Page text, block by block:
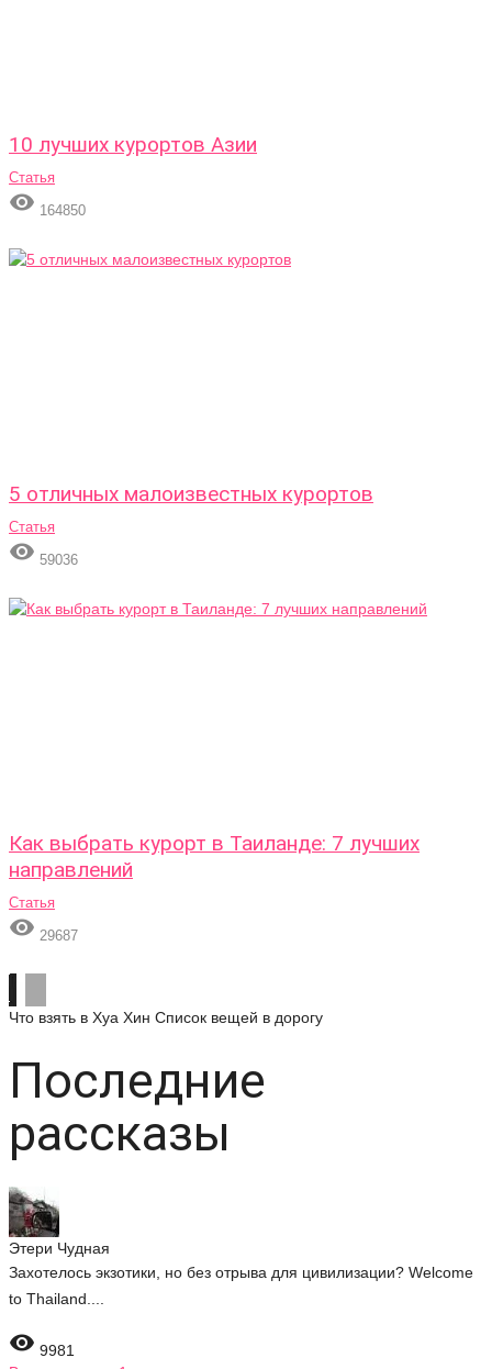
10 лучших курортов Азии
Статья
 164850
5 отличных малоизвестных курортов
Статья
 59036
Как выбрать курорт в Таиланде: 7 лучших
направлений
Статья
 29687
Что взять в Хуа Хин Список вещей в дорогу
Последние
рассказы
Этери Чудная
Захотелось экзотики, но без отрыва для цивилизации? Welcome
to Thailand....
 9981